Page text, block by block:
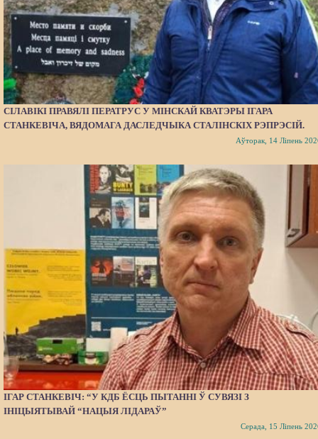
СІЛАВІКІ ПРАВЯЛІ ПЕРАТРУС У МІНСКАЙ КВАТЭРЫ ІГАРА
СТАНКЕВІЧА, ВЯДОМАГА ДАСЛЕДЧЫКА СТАЛІНСКІХ РЭПРЭСІЙ.
Аўторак, 14 Ліпень
ІГАР СТАНКЕВІЧ: “У КДБ ЁСЦЬ ПЫТАННІ Ў СУВЯЗІ З
ІНІЦЫЯТЫВАЙ “НАЦЫЯ ЛІДАРАЎ”
Серада, 15 Ліпень